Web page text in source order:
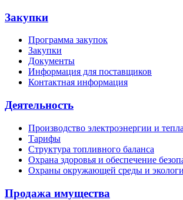
Закупки
Программа закупок
Закупки
Документы
Информация для поставщиков
Контактная информация
Деятельность
Производство электроэнергии и тепла
Тарифы
Структура топливного баланса
Охрана здоровья и обеспечение
Охраны окружающей среды и
Продажа имущества